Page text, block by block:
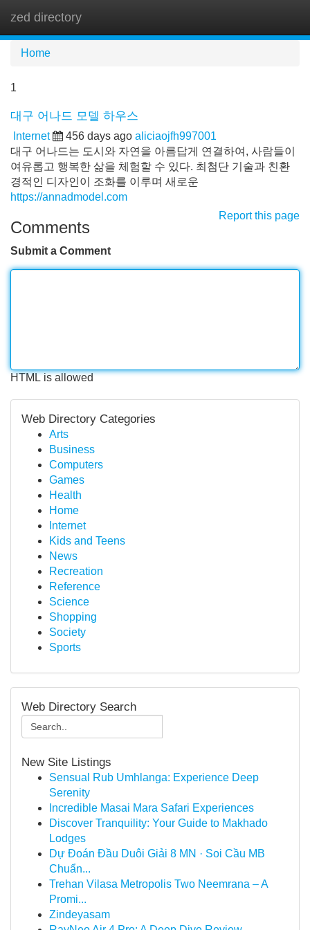
zed directory
Home
1
대구 어나드 모델 하우스
Internet 456 days ago aliciaojfh997001
대구 어나드는 도시와 자연을 아름답게 연결하여, 사람들이
여유롭고 행복한 삶을 체험할 수 있다. 최첨단 기술과 친환
경적인 디자인이 조화를 이루며 새로운
https://annadmodel.com
Report this page
Comments
Submit a Comment
HTML is allowed
Web Directory Categories
Arts
Business
Computers
Games
Health
Home
Internet
Kids and Teens
News
Recreation
Reference
Science
Shopping
Society
Sports
Web Directory Search
New Site Listings
Sensual Rub Umhlanga: Experience Deep
Serenity
Incredible Masai Mara Safari Experiences
Discover Tranquility: Your Guide to Makhado
Lodges
Dự Đoán Đầu Duôi Giải 8 MN · Soi Cầu MB
Chuẩn...
Trehan Vilasa Metropolis Two Neemrana – A
Promi...
Zindeyasam